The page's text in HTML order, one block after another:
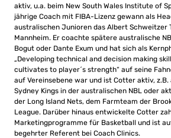
aktiv, u.a. beim New South Wales Institute of
jährige Coach mit FIBA-Lizenz gewann als
australischen Junioren das Albert Schweitzer
Mannheim. Er coachte spätere australische
Bogut oder Dante Exum und hat sich als
„Developing technical and decision making
cultivates to player´s strength“ auf seine
auf Vereinsebene war und ist Cotter aktiv,
Sydney Kings in der australischen NBL oder
der Long Island Nets, dem Farmteam der
League. Darüber hinaus entwickelte Cotter
Marketingprogramme für Basketball und ist
begehrter Referent bei Coach Clinics.